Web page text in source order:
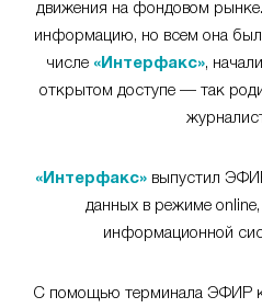
движения на фондовом
информацию, но всем она
числе «Интерфакс»,
открытом доступе — так
«Интерфакс»выпустил
данных в режиме
информационной
С помощью терминала ЭФИР